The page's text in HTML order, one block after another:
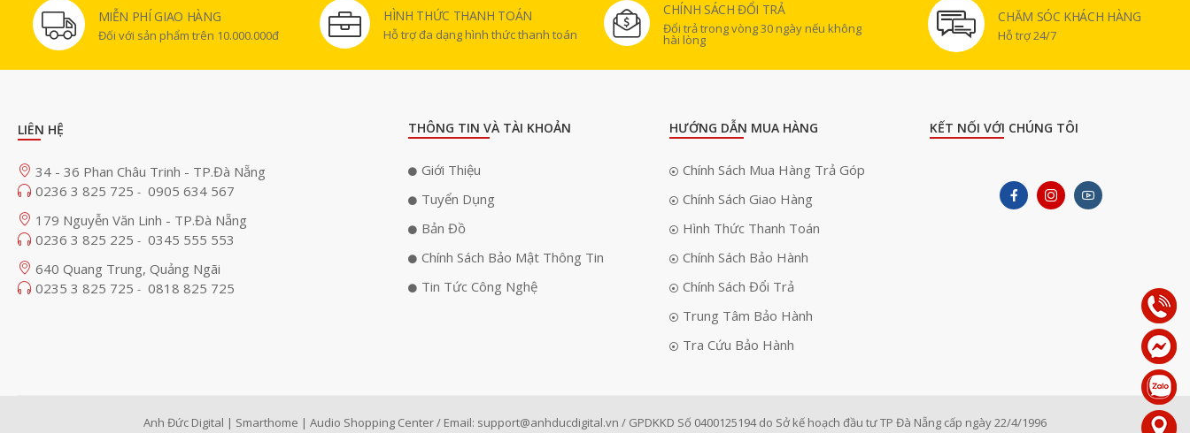
MIỄN PHÍ GIAO HÀNG
Đối với sản phẩm trên 10.000.000đ
HÌNH THỨC THANH TOÁN
Hỗ trợ đa dạng hình thức thanh toán
CHÍNH SÁCH ĐỔI TRẢ
Đổi trả trong vòng 30 ngày nếu không
hài lòng
CHĂM SÓC KHÁCH HÀNG
Hỗ trợ 24/7
LIÊN HỆ
34 - 36 Phan Châu Trinh - TP.Đà Nẵng
0236 3 825 725 - 0905 634 567
179 Nguyễn Văn Linh - TP.Đà Nẵng
0236 3 825 225 - 0345 555 553
640 Quang Trung, Quảng Ngãi
0235 3 825 725 - 0818 825 725
THÔNG TIN VÀ TÀI KHOẢN
Giới Thiệu
Tuyển Dụng
Bản Đồ
Chính Sách Bảo Mật Thông Tin
Tin Tức Công Nghệ
HƯỚNG DẪN MUA HÀNG
Chính Sách Mua Hàng Trả Góp
Chính Sách Giao Hàng
Hình Thức Thanh Toán
Chính Sách Bảo Hành
Chính Sách Đổi Trả
Trung Tâm Bảo Hành
Tra Cứu Bảo Hành
KẾT NỐI VỚI CHÚNG TÔI
Anh Đức Digital | Smarthome | Audio Shopping Center / Email: support@anhducdigital.vn / GPDKKD Số 0400125194 do Sở kế hoạch đầu tư TP Đà Nẵng cấp ngày 22/4/1996